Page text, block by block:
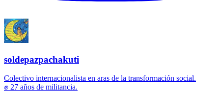
soldepazpachakuti
Colectivo internacionalista en aras de la transformación social.
✊ 27 años de militancia.